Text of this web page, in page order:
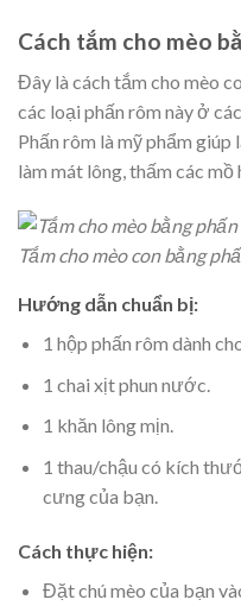
Cách tắm cho mèo
Đây là cách tắm cho mèo
các loại phấn rôm này ở
Phấn rôm là mỹ phẩm giúp
làm mát lông, thấm các mồ
Tắm cho mèo con bằng
Hướng dẫn chuẩn bị:
1 hộp phấn rôm dành
1 chai xịt phun nước.
1 khăn lông mịn.
1 thau/chậu có kích
cưng của bạn.
Cách thực hiện:
Đặt chú mèo của bạn